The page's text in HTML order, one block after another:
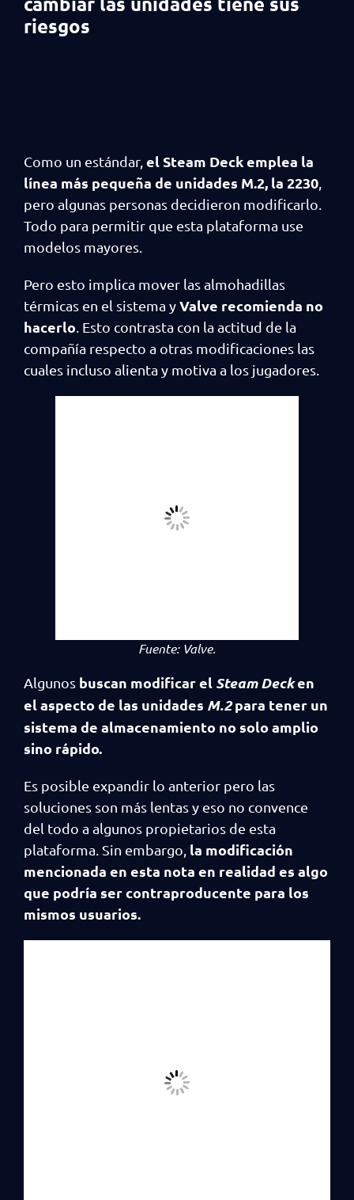
riesgos
Como un estándar, el Steam Deck emplea la
línea más pequeña de unidades M.2, la 2230
pero algunas personas decidieron modificarlo.
Todo para permitir que esta plataforma use
modelos mayores.
Pero esto implica mover las almohadillas
térmicas en el sistema yValve recomienda no
hacerlo . Esto contrasta con la actitud de la
compañía respecto a otras modificaciones las
cuales incluso alienta y motiva a los jugadores.
Fuente: Valve.
Algunos buscan modificar el Steam Decken
el aspecto de las unidades M.2para tener un
sistema de almacenamiento no solo amplio
sino rápido.
Es posible expandir lo anterior pero las
soluciones son más lentas y eso no convence
del todo a algunos propietarios de esta
plataforma. Sin embargo, la modificación
mencionada en esta nota en realidad es algo
que podría ser contraproducente para los
mismos usuarios.